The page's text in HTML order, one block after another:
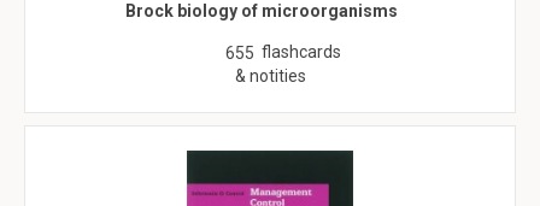
Brock biology of microorganisms
655 flashcards
& notities